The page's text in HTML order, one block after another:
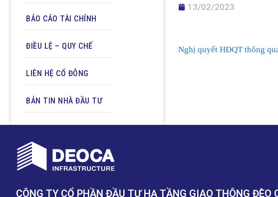
BÁO CÁO TÀI CHÍNH
ĐIỀU LỆ – QUY CHẾ
LIÊN HỆ CỔ ĐÔNG
BẢN TIN NHÀ ĐẦU TƯ
13/02/2023
Nghị quyết HĐQT thông
CÔNG TY CỔ PHẦN ĐẦU TƯ HẠ TẦNG GIAO THÔNG ĐÈO